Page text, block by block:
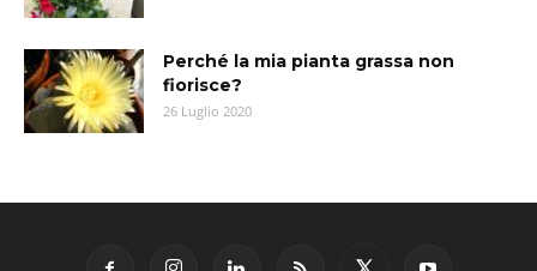
Perché la mia pianta grassa non
fiorisce?
26 Luglio 2020